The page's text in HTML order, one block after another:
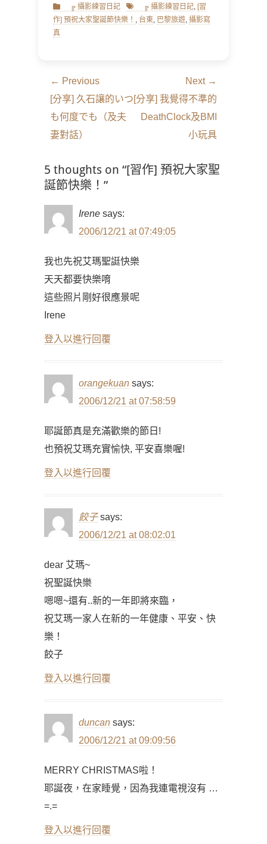
Categories
╔ 攝影練習日記 Tags ╔ 攝影練習日記, [習
作] 預祝大家聖誕節快樂！ , 台東, 巴黎旅遊, 攝影寫
真
文
章
導
覽
← Previous
Previous
post:
[分享] 久石讓的いつ
も何度でも（及夫
妻對話）
Next →
Next
post:
[分享] 我覺得不準的
DeathClock及BMI
小玩具
5 thoughts on “[習作] 預祝大家聖
誕節快樂！”
Irene says:
2006/12/21 at 07:49:05
我也先祝艾瑪聖誔快樂
天天都要快樂唷
這些照片剛好很應景呢
Irene
登入以進行回覆
orangekuan says:
2006/12/21 at 07:58:59
耶誕節真是充滿歡樂的節日!
也預祝艾瑪充實愉快, 平安喜樂喔!
登入以進行回覆
餃子 says:
2006/12/21 at 08:02:01
dear 艾瑪~
祝聖誕快樂
嗯嗯~還有..新的一年即將來臨，
祝艾瑪一家人在新的一年健康、平安、快
樂！
餃子
登入以進行回覆
duncan says:
2006/12/21 at 09:09:56
MERRY CHRISTMAS啦！
耶誕夜，在家睡覺，因為我連電視沒有 …
=.=
登入以進行回覆